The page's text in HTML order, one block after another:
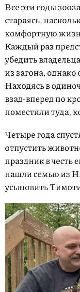
Все эти годы
стараясь,
комфортную
Каждый раз
убедить
из загона, однако
Находясь в
взад-вперед по
поместили туда,
Четыре года
отпустить
праздник в честь
нашли семью из
усыновить